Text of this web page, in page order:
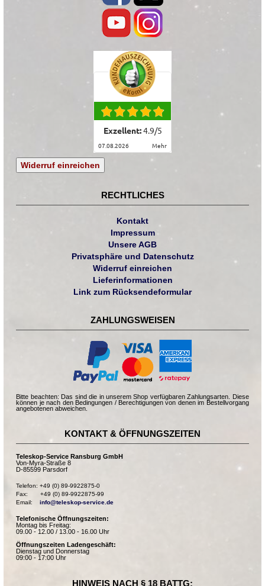
Exzellent:4.9/5
07.08.2026 mehr
Widerruf einreichen
RECHTLICHES
Kontakt
Impressum
Unsere AGB
Privatsphäre und Datenschutz
Widerruf einreichen
Lieferinformationen
Link zum Rücksendeformular
ZAHLUNGSWEISEN
Bitte beachten: Das sind die in unserem Shop verfügbaren Zahlungsarten. Diese
können je nach den Bedingungen / Berechtigungen von denen im Bestellvorgang
angebotenen abweichen.
KONTAKT & ÖFFNUNGSZEITEN
Teleskop-Service Ransburg GmbH
Von-Myra-Straße 8
D-85599 Parsdorf
Telefon: +49 (0) 89-9922875-0
Fax:       +49 (0) 89-9922875-99
Email: info@teleskop-service.de
Telefonische Öffnungszeiten:
Montag bis Freitag:
09.00 - 12.00 / 13.00 - 16.00 Uhr
Öffnungszeiten Ladengeschäft:
Dienstag und Donnerstag
09:00 - 17:00 Uhr
HINWEIS NACH § 18 BATTG: